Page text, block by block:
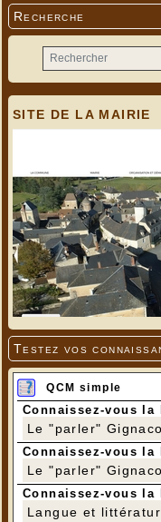
Recherche
SITE DE LA MAIRIE
Testez vos
QCM simple
Connaissez-vous la
Le "parler"
Connaissez-vous la
Le "parler"
Connaissez-vous la
Langue et